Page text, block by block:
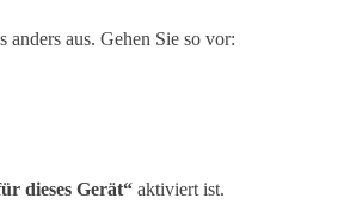
aus. Gehen Sie so vor:
dieses Gerät“ aktiviert ist.